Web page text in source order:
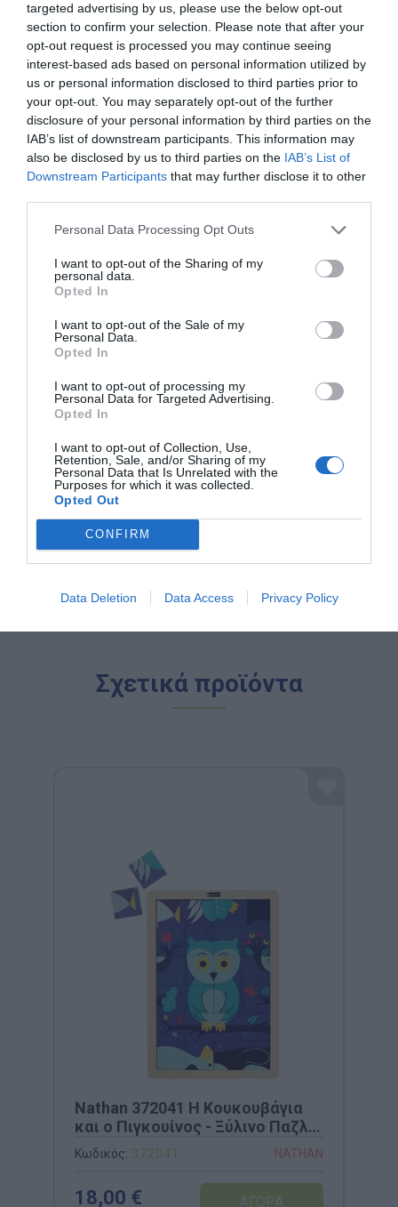
targeted advertising by us, please use the below opt-out
section to confirm your selection. Please note that after your
opt-out request is processed you may continue seeing
interest-based ads based on personal information utilized by
us or personal information disclosed to third parties prior to
your opt-out. You may separately opt-out of the further
disclosure of your personal information by third parties on the
IAB’s list of downstream participants. This information may
also be disclosed by us to third parties on the IAB’s List of
Downstream Participants that may further disclose it to other
Personal Data Processing Opt Outs
I want to opt-out of the Sharing of my
personal data.
Opted In
I want to opt-out of the Sale of my
Personal Data.
Opted In
I want to opt-out of processing my
Personal Data for Targeted Advertising.
Opted In
I want to opt-out of Collection, Use,
Retention, Sale, and/or Sharing of my
Personal Data that Is Unrelated with the
Purposes for which it was collected.
Opted Out
CONFIRM
Data Deletion Data Access Privacy Policy
περιπέτεια!
Γιατί να επιλέξετε τα εκπαιδευτικά
παιχνίδια Educo;
Η Educo ξεχωρίζει γιατί παρέχεισαφείς
κατευθυντήριες γραμμέςγια τη μάθηση και τη
διδασκαλία. Τα προϊόντα της είναι προσεκτικά
κατηγοριοποιημένα σε ενότητες, καθεμία από τις
οποίες εξυπηρετεί έναν συγκεκριμένο αναπτυξιακό
Ανάπτυξη Δεξιοτήτων:Από τη λεπτή κινητικότητα
έως τη λογική σκέψη.
δημιουργικότητα.
σπίτι όσο και σε σχολικά περιβάλλοντα (Montessori,
Νηπιαγωγεία).
Ένας Όμιλος, Ένας Κόσμος Γνώσης
που εξειδικεύεται στην εκπαίδευση. Στον όμιλο της
Heutinkανήκουν επίσης παγκοσμίου φήμης brands,
διασφαλίζοντας την κορυφαία ποιότητα και την
Montessori:Αυθεντικά υλικά της μεθόδου
Μοντεσσόρι.
Jegro:
τη γλώσσα.
Toys for Life:Ποιοτικά παιχνίδια για την ανάπτυξη
των παιδιών στο σπίτι.
Η αποστολή μας:Να κάνουμε κάθε παιδί να
χαμογελά ενώ ανακαλύπτει τον κόσμο. Γιατί όταν το
παιχνίδι συνδυάζεται με τη μάθηση, το αποτέλεσμα
Σχετικά προϊόντα
Nathan 372041 Η Κουκουβάγια
και ο Πιγκουίνος - Ξύλινο Παζλ 2
σε 1
Κωδικός: 372041 NATHAN
18,00 €